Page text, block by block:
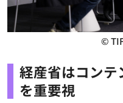
©
経産省はコンテ
を重要視